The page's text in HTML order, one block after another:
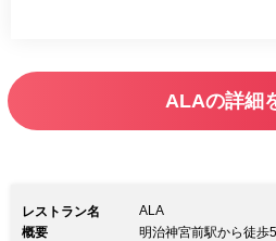
クリングワイ
ALAの詳細
レストラン名
ALA
概要
明治神宮前駅から徒歩